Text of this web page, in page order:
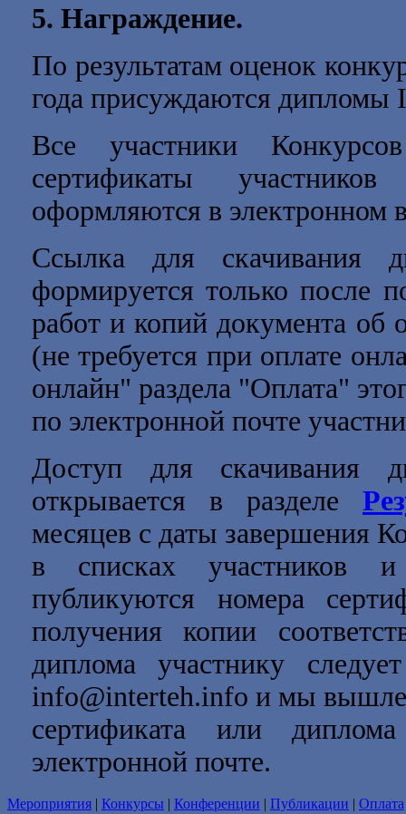
5. Награждение.
По результатам оценок
года присуждаются дипломы
Все участники
сертификаты
оформляются в электронном
Ссылка для скачивания
формируется только после
работ и копий документа об
(не требуется при оплате
онлайн" раздела "Оплата"
по электронной почте
Доступ для скачивания
открывается в разделе
месяцев с даты завершения
в списках участников и
публикуются номера
получения копии
диплома участнику
info@interteh.info и мы
сертификата или
электронной почте.
Мероприятия | Конкурсы | Конференции | Публикации | Оплата